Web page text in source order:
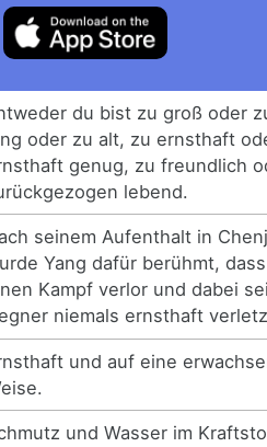
du bist zu groß oder
oder zu alt, zu ernsthaft
genug, zu freundlich
lebend.
seinem Aufenthalt in
Yang dafür berühmt,
Kampf verlor und dabei
niemals ernsthaft
und auf eine
und Wasser im